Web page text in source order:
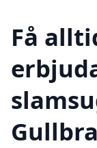
Få